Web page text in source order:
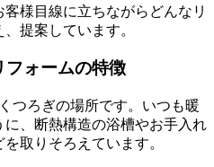
様目線に立ちながらどんなリ
提案しています。
フォームの特徴
つろぎの場所です。いつも暖
、断熱構造の浴槽やお手入れ
取りそろえています。